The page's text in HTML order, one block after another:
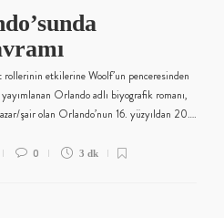
rollerinin etkilerine Woolf’un penceresinden
Orlando adlı biyografik romanı,
şair olan Orlando’nun 16. yüzyıldan 20….
0 3 dk